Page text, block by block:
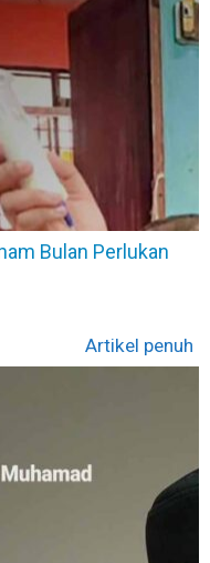
Bulan Perlukan
Artikel penuh